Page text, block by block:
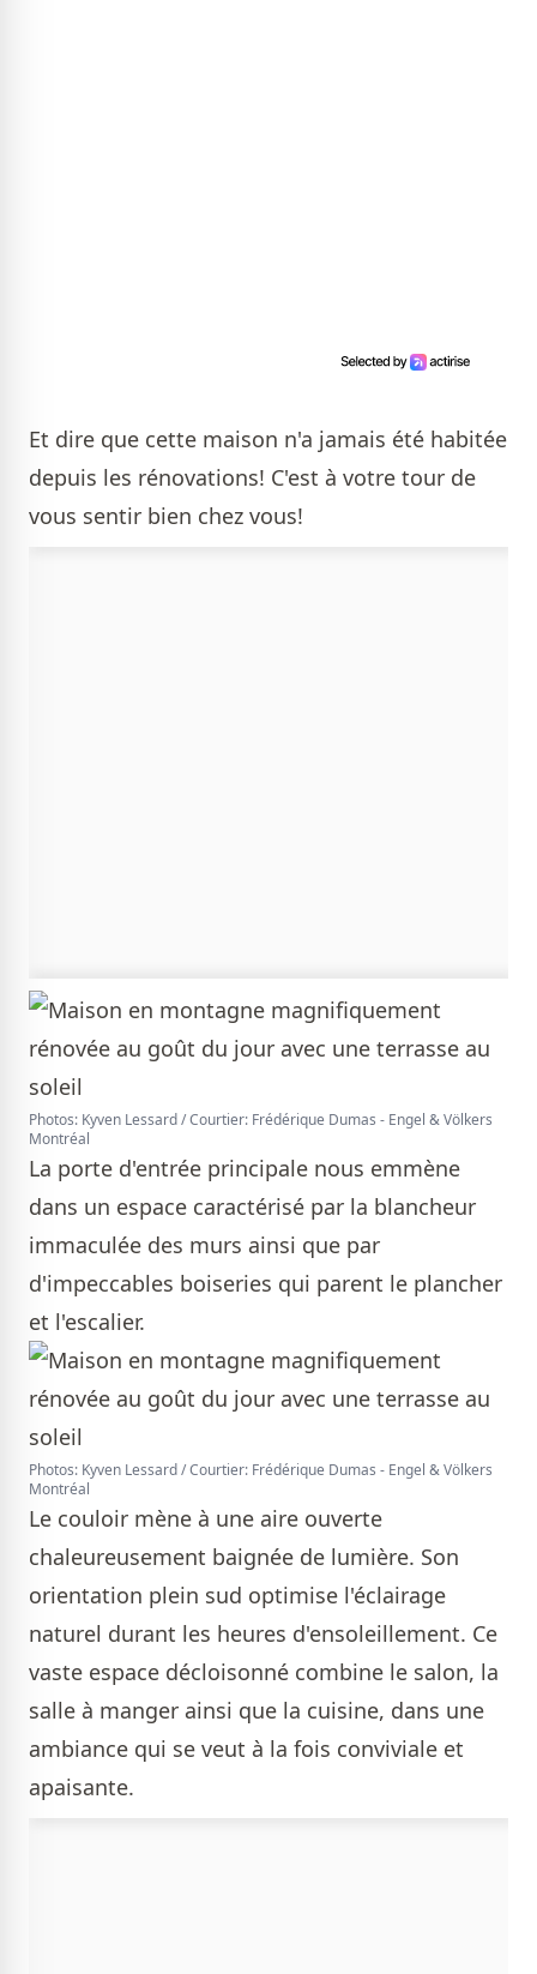
Et dire que cette maison n'a jamais été habitée
depuis les rénovations! C'est à votre tour de
vous sentir bien chez vous!
Photos: Kyven Lessard / Courtier: Frédérique Dumas - Engel & Völkers
Montréal
La porte d'entrée principale nous emmène
dans un espace caractérisé par la blancheur
immaculée des murs ainsi que par
d'impeccables boiseries qui parent le plancher
et l'escalier.
Photos: Kyven Lessard / Courtier: Frédérique Dumas - Engel & Völkers
Montréal
Le couloir mène à une aire ouverte
chaleureusement baignée de lumière. Son
orientation plein sud optimise l'éclairage
naturel durant les heures d'ensoleillement. Ce
vaste espace décloisonné combine le salon, la
salle à manger ainsi que la cuisine, dans une
ambiance qui se veut à la fois conviviale et
apaisante.